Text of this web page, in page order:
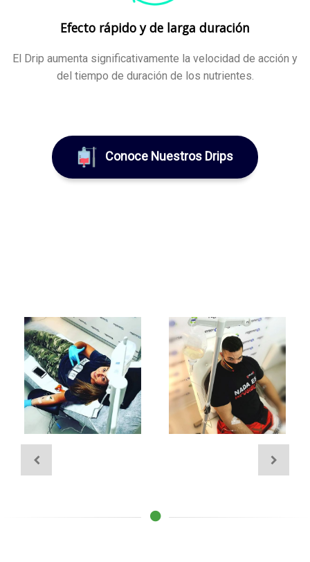
Efecto rápido y de larga duración
El Drip aumenta significativamente la velocidad de acción y
del tiempo de duración de los nutrientes.
Conoce Nuestros Drips